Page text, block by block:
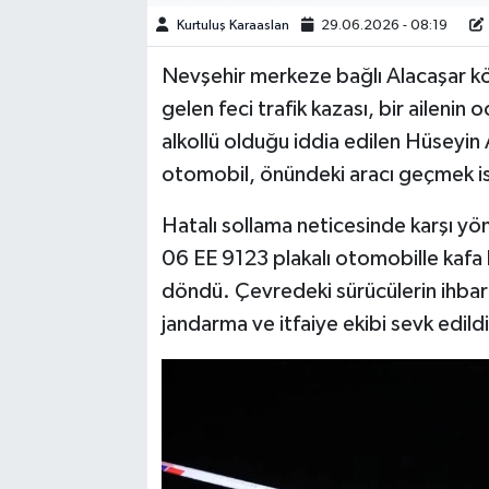
Kurtuluş Karaaslan 29.06.2026 - 08:19
Nevşehir merkeze bağlı Alacaşar
gelen feci trafik kazası, bir ailenin
alkollü olduğu iddia edilen
otomobil, önündeki aracı geçmek
Hatalı sollama neticesinde karşı
06 EE 9123 plakalı otomobille kafa
döndü. Çevredeki sürücülerin
jandarma ve itfaiye ekibi sevk
TEKNOLOJİ